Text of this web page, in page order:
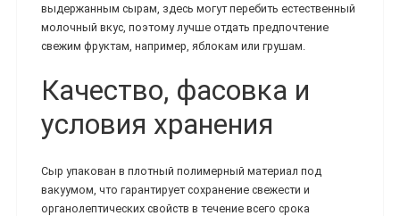
выдержанным сырам, здесь могут перебить естественный
молочный вкус, поэтому лучше отдать предпочтение
свежим фруктам, например, яблокам или грушам.
Качество, фасовка и
условия хранения
Сыр упакован в плотный полимерный материал под
вакуумом, что гарантирует сохранение свежести и
органолептических свойств в течение всего срока